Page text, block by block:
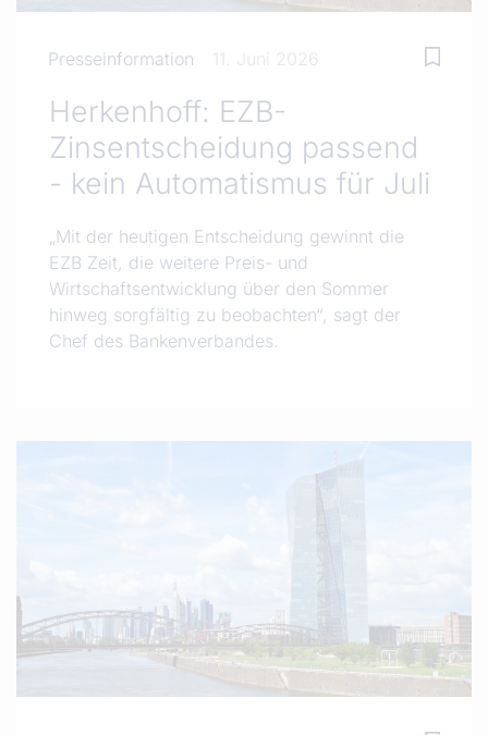
Presseinformation 11. Juni 2026
Herkenhoff: EZB-
Zinsentscheidung passend
- kein Automatismus für Juli
„Mit der heutigen Entscheidung gewinnt die
EZB Zeit, die weitere Preis- und
Wirtschaftsentwicklung über den Sommer
hinweg sorgfältig zu beobachten“, sagt der
Chef des Bankenverbandes.